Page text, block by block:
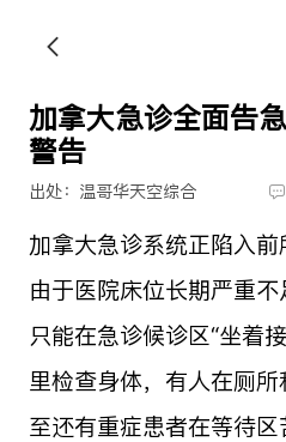
加拿大急诊全面告
警告
出处：温哥华天空综合
加拿大急诊系统正陷入前
由于医院床位长期严重
只能在急诊候诊区“坐着
里检查身体，有人在厕
至还有重症患者在等待